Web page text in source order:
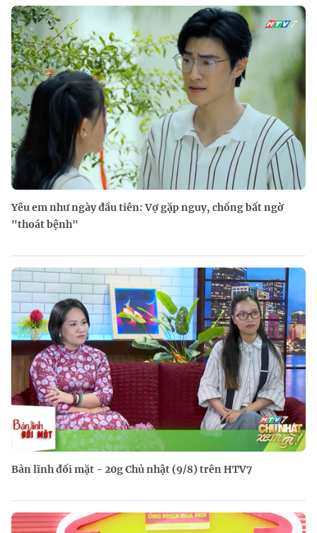
Yêu em như ngày đầu tiên: Vợ gặp nguy, chồng bất ngờ
"thoát bệnh"
Bản lĩnh đối mặt - 20g Chủ nhật (9/8) trên HTV7